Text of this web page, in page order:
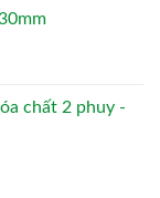
chất 2 phuy -